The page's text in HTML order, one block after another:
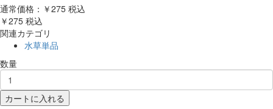
通常価格：￥275 税込
￥275 税込
関連カテゴリ
水草単品
数量
カートに入れる